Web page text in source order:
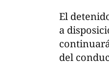
El
a
del